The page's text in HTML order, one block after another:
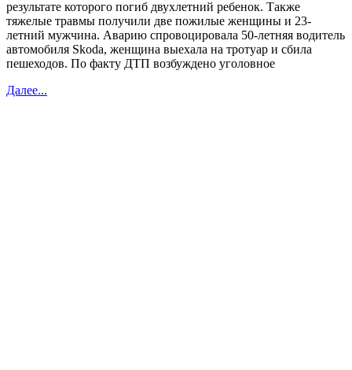
результате которого погиб двухлетний ребенок. Также
тяжелые травмы получили две пожилые женщины и 23-
летний мужчина. Аварию спровоцировала 50-летняя водитель
автомобиля Skoda, женщина выехала на тротуар и сбила
пешеходов. По факту ДТП возбуждено уголовное
Далее...